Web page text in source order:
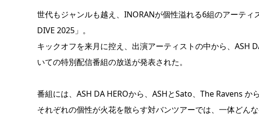
世代もジャンルも越え、INORANが個性溢れる6組のアーテ
DIVE 2025」。
キックオフを来月に控え、出演アーティストの中から、ASH
いての特別配信番組の放送が発表された。
番組には、ASH DA HEROから、ASHとSato、The Ravens か
それぞれの個性が火花を散らす対バンツアーでは、一体ど